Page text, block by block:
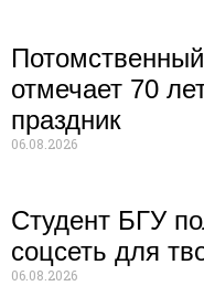
отмечает 70
праздник
06.08.2026
Студент БГУ
соцсеть для
06.08.2026